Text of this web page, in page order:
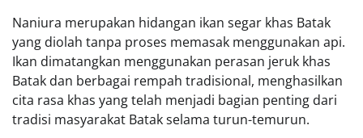
Naniura merupakan hidangan ikan segar khas Batak
yang diolah tanpa proses memasak menggunakan api.
Ikan dimatangkan menggunakan perasan jeruk khas
Batak dan berbagai rempah tradisional, menghasilkan
cita rasa khas yang telah menjadi bagian penting dari
tradisi masyarakat Batak selama turun-temurun.